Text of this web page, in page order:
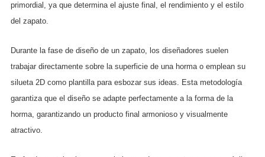
primordial, ya que determina el ajuste final, el rendimiento y el estilo
del zapato.
Durante la fase de diseño de un zapato, los diseñadores suelen
trabajar directamente sobre la superficie de una horma o emplean su
silueta 2D como plantilla para esbozar sus ideas. Esta metodología
garantiza que el diseño se adapte perfectamente a la forma de la
horma, garantizando un producto final armonioso y visualmente
atractivo.